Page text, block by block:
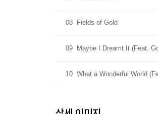
08 Fields of Gold
09 Maybe I Dreamt It (Feat.
10 What a Wonderful World